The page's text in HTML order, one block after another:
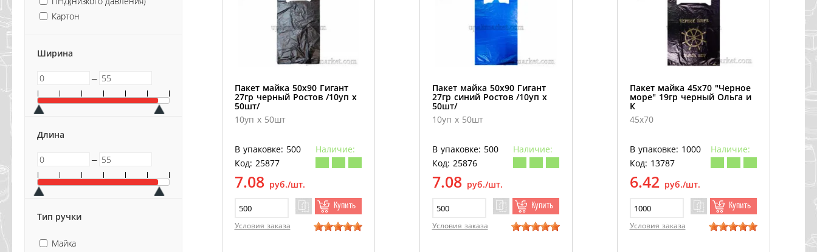
Картон
Ширина
─
Длина
─
Тип ручки
Майка
Пакет майка 50х90 Гигант
27гр черный Ростов /10уп х
50шт/
10уп х 50шт
В упаковке: 500
Наличие:
Код: 25877
7.08 руб./шт.
Купить
Условия заказа
Пакет майка 50х90 Гигант
27гр синий Ростов /10уп х
50шт/
10уп х 50шт
В упаковке: 500
Наличие:
Код: 25876
7.08 руб./шт.
Купить
Условия заказа
Пакет майка 45х70 "Черное
море" 19гр черный Ольга и
К
45х70
В упаковке: 1000
Наличие:
Код: 13787
6.42 руб./шт.
Купить
Условия заказа